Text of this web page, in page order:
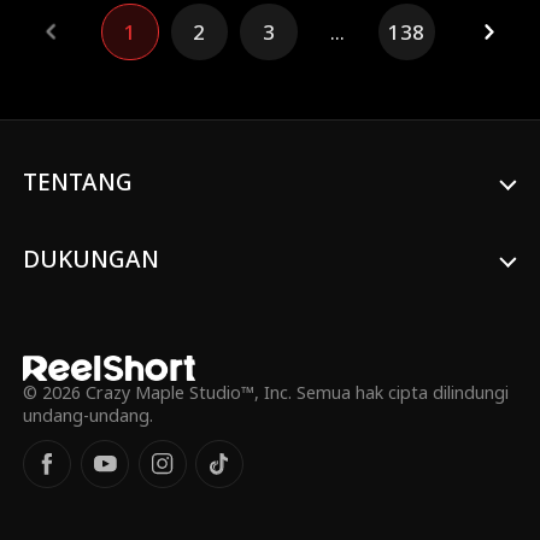
pembebasannya, Brielle bekerja untuk
membuktikan kepolosannya. Orang asing
yang misterius dan tampan, Jay,
daripada apa yang memenuhi mata.
1 2 3 ... 138
TENTANG
DUKUNGAN
© 2026 Crazy Maple Studio™, Inc. Semua hak cipta dilindungi
undang-undang.